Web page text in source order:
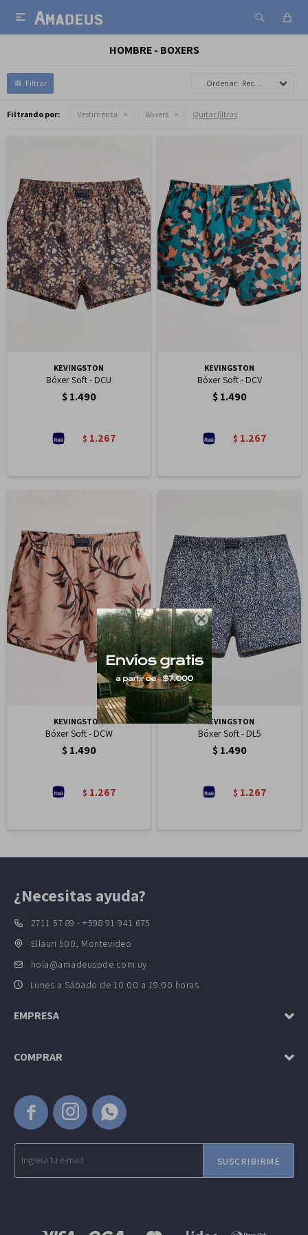


HOMBRE - BOXERS
Recomendados
Filtrando por: Vestimenta Boxers Quitar filtros
KEVINGSTON
Bóxer Soft - DCU
$ 1.490
$ 1.267
KEVINGSTON
Bóxer Soft - DCV
$ 1.490
$ 1.267
KEVINGSTON
Bóxer Soft - DCW
$ 1.490
$ 1.267
KEVINGSTON
Bóxer Soft - DL5
$ 1.490
$ 1.267
  
SUSCRIBIRME
¿Necesitas ayuda?
2711 57 89 - +598 91 941 675
Ellauri 500, Montevideo
hola@amadeuspde.com.uy
Lunes a Sábado de 10:00 a 19:00 horas.
EMPRESA
COMPRAR